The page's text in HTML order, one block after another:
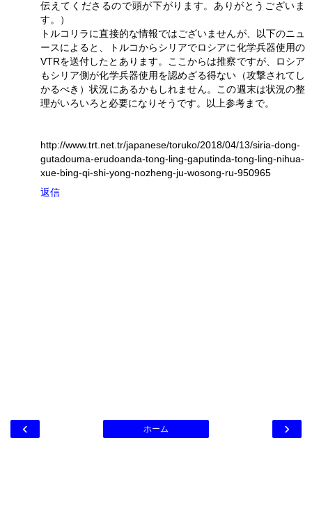
伝えてくださるので頭が下がります。ありがとうございま
す。）
トルコリラに直接的な情報ではございませんが、以下のニュ
ースによると、トルコからシリアでロシアに化学兵器使用の
VTRを送付したとあります。ここからは推察ですが、ロシア
もシリア側が化学兵器使用を認めざる得ない（攻撃されてし
かるべき）状況にあるかもしれません。この週末は状況の整
理がいろいろと必要になりそうです。以上参考まで。
http://www.trt.net.tr/japanese/toruko/2018/04/13/siria-dong-
gutadouma-erudoanda-tong-ling-gaputinda-tong-ling-nihua-
xue-bing-qi-shi-yong-nozheng-ju-wosong-ru-950965
返信
‹ ›
ホーム